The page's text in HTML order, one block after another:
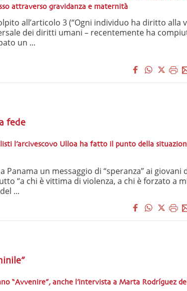
attraverso gravidanza e maternità
all’articolo 3 (“Ogni individuo ha diritto alla
dei diritti umani – recentemente ha
un ...
fede
l’arcivescovo Ulloa ha fatto il punto della
Panama un messaggio di “speranza” ai giovani
“a chi è vittima di violenza, a chi è forzato a
...
“Avvenire”, anche l’intervista a Marta Rodríguez del